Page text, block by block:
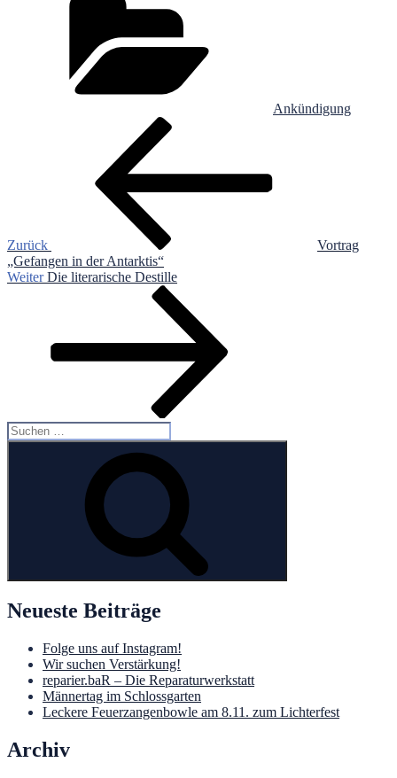
Ankündigung
Beitragsnavigation
Zurück
Vortrag
„Gefangen in der Antarktis“
Nächster
Weiter Die literarische Destille
Suchen
nach:
Neueste Beiträge
Folge uns auf Instagram!
Wir suchen Verstärkung!
reparier.baR – Die Reparaturwerkstatt
Männertag im Schlossgarten
Leckere Feuerzangenbowle am 8.11. zum Lichterfest
Archiv